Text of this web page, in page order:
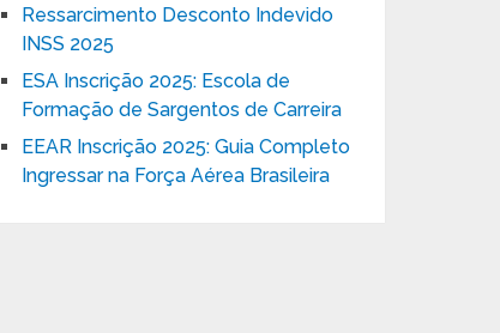
Ressarcimento Desconto Indevido
INSS 2025
ESA Inscrição 2025: Escola de
Formação de Sargentos de Carreira
EEAR Inscrição 2025: Guia Completo
Ingressar na Força Aérea Brasileira